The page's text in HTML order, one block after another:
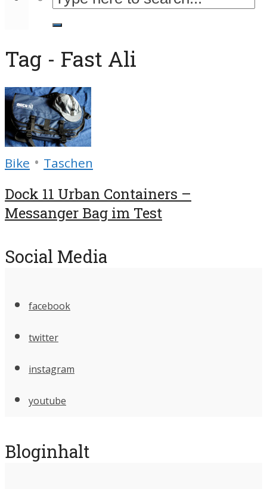
Tag - Fast Ali
Bike • Taschen
Dock 11 Urban Containers –
Messanger Bag im Test
Social Media
facebook
twitter
instagram
youtube
Bloginhalt